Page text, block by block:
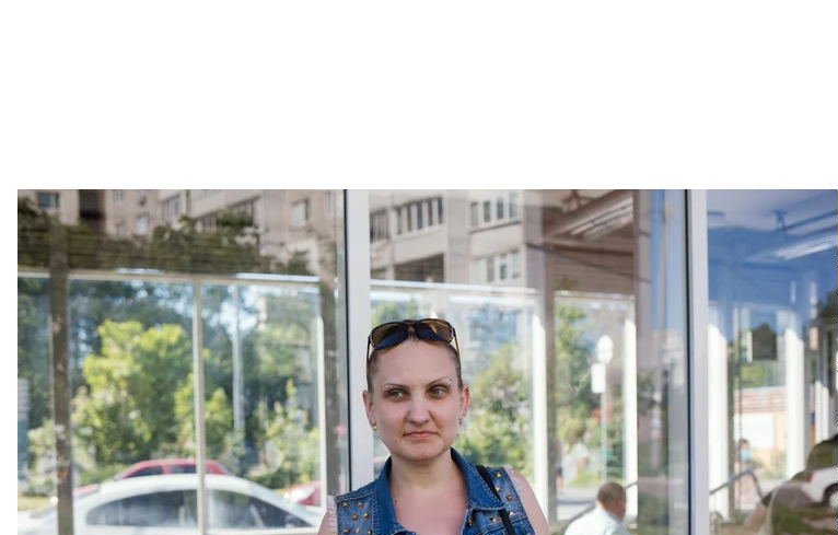
Наталья Русинчук в 2005 году поступала на прикладную физику Донбасского государственного
Анастасия Власова/hromadske
После этого я поехала проходить собеседование в Донбасский университет. Это тоже
сказали, что собеседование будет проходить в один день одновременно по трем
украинский язык. Тогда мне было еще сложно общаться с незнакомыми людьми,
представителем учебного заведения был для меня стрессом. К тому же учебные
находились в разных городах, мне пришлось много ездить, искать, где переночевать.
волнения. В общем, очень много нервов ушло на вступительную кампанию.
Специальность «прикладная физика», как и сейчас, тогда была не очень популярной.
вопрос. Меня взяли просто за то, что я была золотой медалисткой.
Сейчас я уже пять лет работаю в отборочной комиссии и наблюдаю за тем, как
завидую им по-доброму. Я вообще из маленького городка в Луганской области, и у
Киеве, но я не решилась. Мне трудно было оценить свой уровень знаний по